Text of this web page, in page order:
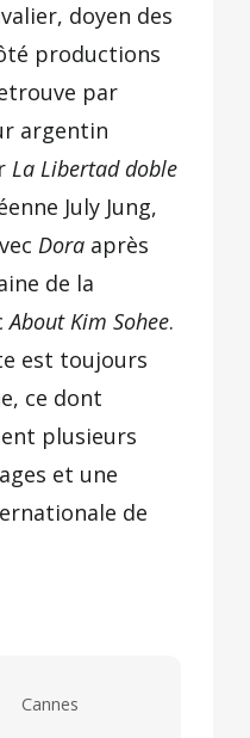
doyen des
productions
par
argentin
La Libertad doble
July Jung,
Dora après
de la
About Kim Sohee.
est toujours
ce dont
plusieurs
et une
de
Cannes